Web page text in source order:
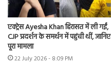
एक्ट्रेस Ayesha Khan हिरासत में ली गईं,
CJP प्रदर्शन के समर्थन में पहुंची थीं, जानिए
पूरा मामला
22 July 2026 - 8:09 PM